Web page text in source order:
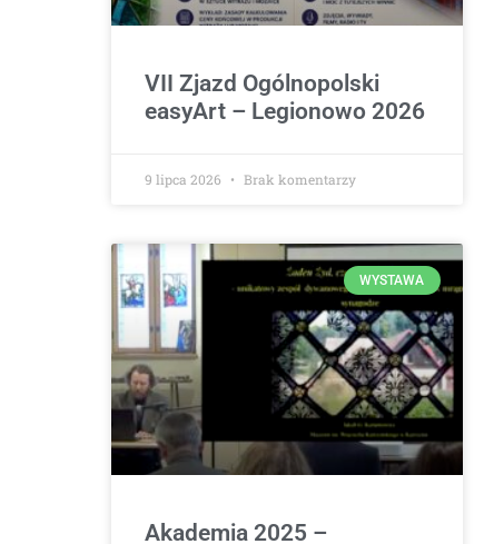
VII Zjazd Ogólnopolski
easyArt – Legionowo 2026
9 lipca 2026 Brak komentarzy
WYSTAWA
Akademia 2025 –